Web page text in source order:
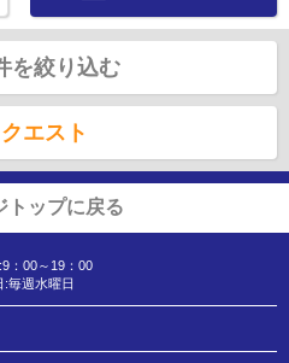
を絞り込む
エスト
トップに戻る
：00～19：00
:毎週水曜日